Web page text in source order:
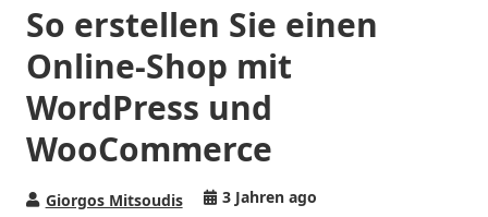
So erstellen Sie einen
Online-Shop mit
WordPress und
WooCommerce
Giorgos Mitsoudis 3 Jahren ago